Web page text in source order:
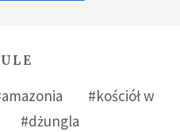
#kościół w
#dżungla